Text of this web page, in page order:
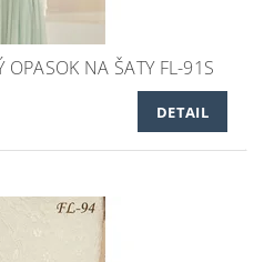
OPASOK NA ŠATY FL-91S
DETAIL